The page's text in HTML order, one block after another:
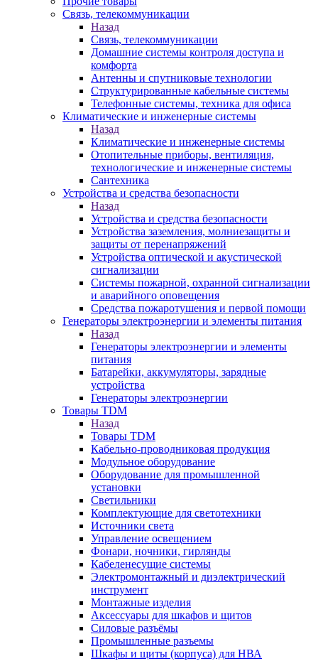
Связь, телекоммуникации
Назад
Связь, телекоммуникации
Домашние системы контроля доступа и
комфорта
Антенны и спутниковые технологии
Структурированные кабельные системы
Телефонные системы, техника для офиса
Климатические и инженерные системы
Назад
Климатические и инженерные системы
Отопительные приборы, вентиляция,
технологические и инженерные системы
Сантехника
Устройства и средства безопасности
Назад
Устройства и средства безопасности
Устройства заземления, молниезащиты и
защиты от перенапряжений
Устройства оптической и акустической
сигнализации
Системы пожарной, охранной сигнализации
и аварийного оповещения
Средства пожаротушения и первой помощи
Генераторы электроэнергии и элементы питания
Назад
Генераторы электроэнергии и элементы
питания
Батарейки, аккумуляторы, зарядные
устройства
Генераторы электроэнергии
Товары TDM
Назад
Товары TDM
Кабельно-проводниковая продукция
Модульное оборудование
Оборудование для промышленной
установки
Светильники
Комплектующие для светотехники
Источники света
Управление освещением
Фонари, ночники, гирлянды
Кабеленесущие системы
Электромонтажный и диэлектрический
инструмент
Монтажные изделия
Аксессуары для шкафов и щитов
Силовые разъёмы
Промышленные разъемы
Шкафы и щиты (корпуса) для НВА